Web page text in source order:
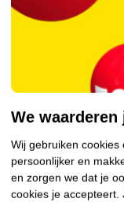
Impact Score.
We
Wij gebruiken
persoonlijker en
en zorgen we dat je
cookies je accepteert.